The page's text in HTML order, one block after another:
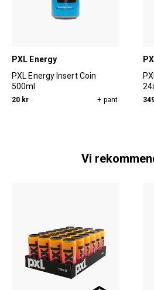
PXL Energy
PXL Energy Insert Coin
500ml
20 kr + pant
Vi